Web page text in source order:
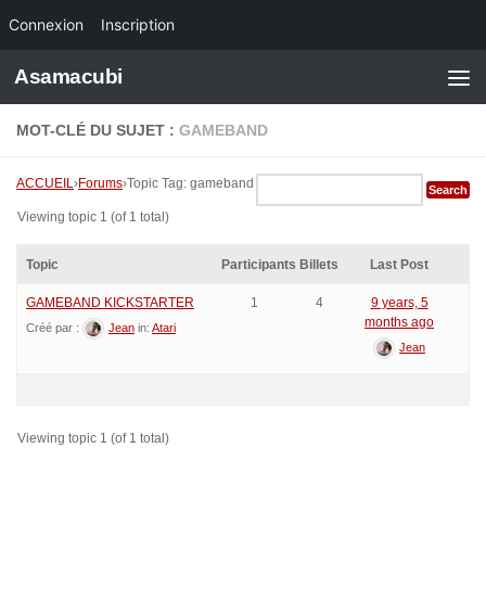
Connexion Inscription
Skip to content
Asamacubi
MOT-CLÉ DU SUJET : GAMEBAND
ACCUEIL›Forums›Topic Tag: gameband
Viewing topic 1 (of 1 total)
Topic Participants Billets Last Post
GAMEBAND KICKSTARTER
Créé par : Jean in: Atari
1 4
9 years, 5
months ago
Jean
Viewing topic 1 (of 1 total)